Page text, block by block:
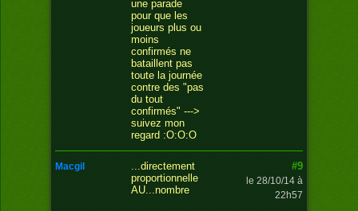
une parade
pour que les
joueurs plus ou
moins
confirmés ne
bataillent pas
toute la journée
contre des "pas
du tout
confirmés" --->
suivez mon
regard :O:O:O
macgil
...directement
proportionnelle
AU...nombre
#9
le 28/10/14 à
22h57